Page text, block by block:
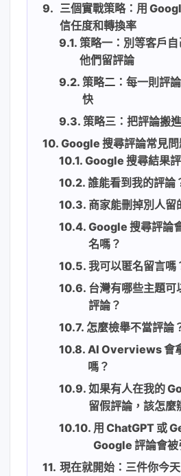
三個實戰策略：用
信任度和轉換率
策略一：別等客戶
他們留評論
策略二：每一則評
快
策略三：把評論搬
Google 搜尋評論常見問
Google 搜尋結果
誰能看到我的評論
商家能刪掉別人留
Google 搜尋評論
名嗎？
我可以匿名留言嗎
台灣有哪些主題
評論？
怎麼檢舉不當評論
AI Overviews 會
嗎？
如果有人在我的
留假評論，該怎麼
用 ChatGPT 或
Google 評論會被
現在就開始：三件你今